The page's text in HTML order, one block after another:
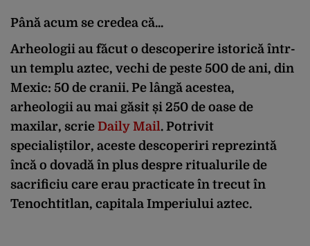
Până acum se credea că...
Arheologii au făcut o descoperire istorică într-
un templu aztec, vechi de peste 500 de ani, din
Mexic: 50 de cranii. Pe lângă acestea,
arheologii au mai găsit și 250 de oase de
maxilar, scrie Daily Mail. Potrivit
specialiștilor, aceste descoperiri reprezintă
încă o dovadă în plus despre ritualurile de
sacrificiu care erau practicate în trecut în
Tenochtitlan, capitala Imperiului aztec.